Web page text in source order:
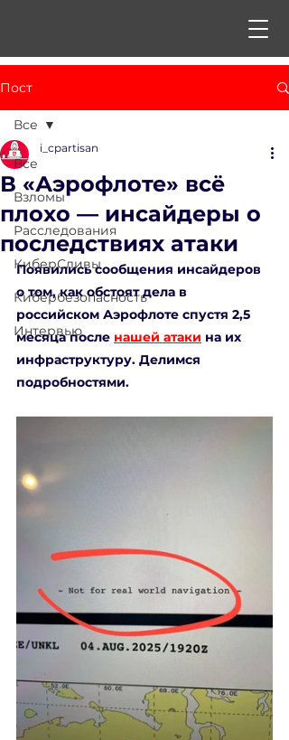
Пост
Все
Взломы
Расследования
КиберСливы
Кибербезопасность
Интервью
Все
В «Аэрофлоте» всё
плохо — инсайдеры о
последствиях атаки
i_cpartisan
Появились сообщения инсайдеров
о том, как обстоят дела в
российском Аэрофлоте спустя 2,5
месяца после нашей атаки на их
инфраструктуру. Делимся
подробностями.